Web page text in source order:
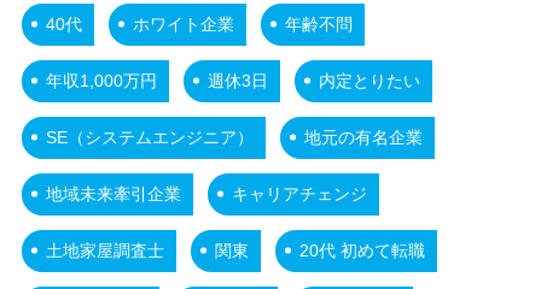
40代 ホワイト企業 年齢不問
年収1,000万円 週休3日 内定とりたい
SE（システムエンジニア） 地元の有名企業
地域未来牽引企業 キャリアチェンジ
土地家屋調査士 関東 20代 初めて転職